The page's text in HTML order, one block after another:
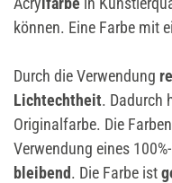
können. Eine Farbe mit
Durch die Verwendung
Lichtechtheit. Dadurch
Originalfarbe. Die
Verwendung eines
bleibend. Die Farbe ist